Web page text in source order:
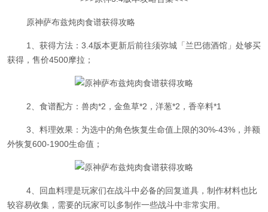
原神萨布兹炖肉食谱获得攻略
1、获得方法：3.4版本更新后前往须弥城「兰巴德酒馆」处够买
获得，售价4500摩拉；
2、食谱配方：兽肉*2，金鱼草*2，洋葱*2，香辛料*1
3、料理效果：为选中的角色恢复生命值上限的30%-43%，并额
外恢复600-1900生命值；
4、回血料理是玩家们在战斗中必备的回复道具，制作材料也比
较容易收集，需要的玩家可以多制作一些战斗中非常实用。